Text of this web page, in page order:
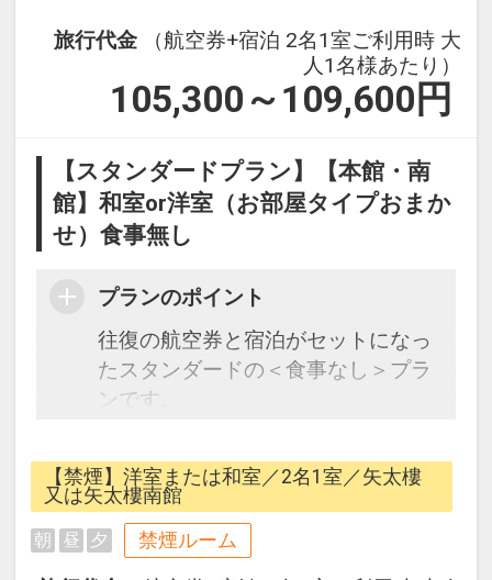
旅行代金
（航空券+宿泊 2名1室ご利用時 大
人1名様あたり）
105,300～109,600 円
【スタンダードプラン】【本館・南
館】和室or洋室（お部屋タイプおまか
せ）食事無し
プランのポイント
往復の航空券と宿泊がセットになっ
たスタンダードの＜食事なし＞プラ
ンです。
できるダイナミックパッケージだか
ら、一都市滞在はもちろん周遊旅行
にも最適！
旅行期間中の1泊だけの宿泊や延
【禁煙】洋室または和室／2名1室／矢太樓
又は矢太樓南館
朝 昼 夕 禁煙ルーム